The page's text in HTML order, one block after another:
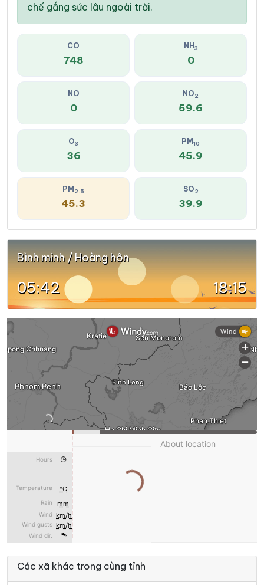
chế gắng sức lâu ngoài trời.
CO
748
NH 3
0
NO
0
NO2
59.6
O3
36
PM 10
45.9
PM 2.5
45.3
SO2
39.9
Bình minh / Hoàng hôn
05:42 18:15
Các xã khác trong cùng tỉnh